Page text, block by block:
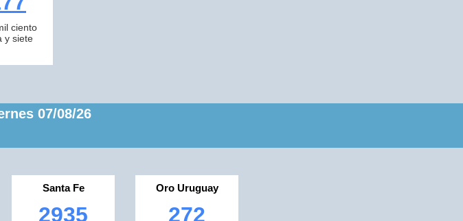
ciento
y siete
07/08/26
Santa Fe
2935
Oro Uruguay
272